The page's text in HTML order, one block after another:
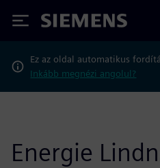
Siemens
Ez az oldal automatikus
Inkább megnézi angolul?
Energie